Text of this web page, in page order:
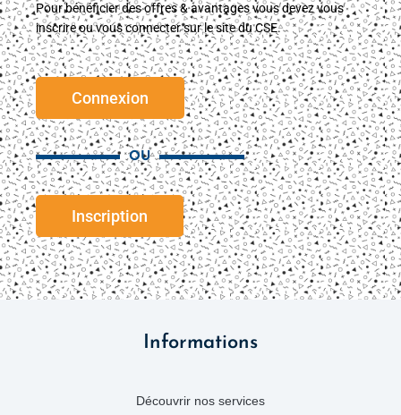
Pour bénéficier des offres & avantages vous devez vous
inscrire ou vous connecter sur le site du CSE.
Connexion
OU
Inscription
Informations
Découvrir nos services